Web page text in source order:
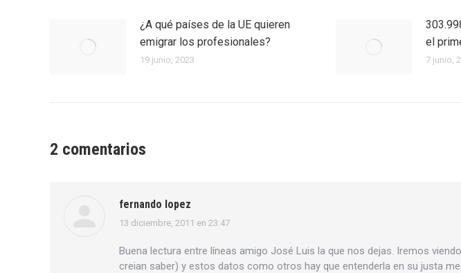
¿A qué países de la UE quieren
emigrar los profesionales?
19 junio, 2023
el
7 junio,
2 comentarios
fernando lopez
dice:
13 diciembre, 2011 en 23:47
Buena lectura entre líneas amigo José Luis la que nos dejas. Iremos
creian saber) y estos datos como otros hay que entenderla en su justa